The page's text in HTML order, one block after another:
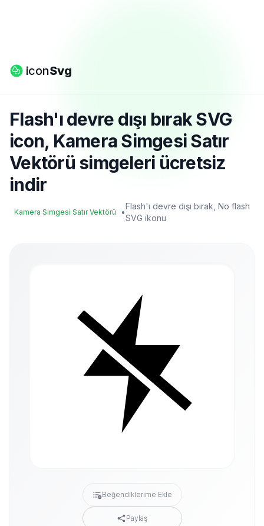
iconSvg
Flash'ı devre dışı bırak SVG
icon, Kamera Simgesi Satır
Vektörü simgeleri ücretsiz
indir
Kamera Simgesi Satır Vektörü •
Flash'ı devre dışı bırak, No flash
SVG ikonu
Beğendiklerime Ekle
Paylaş